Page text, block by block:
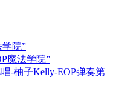
学院”
魔法学院”
-柚子Kelly-EOP弹奏第